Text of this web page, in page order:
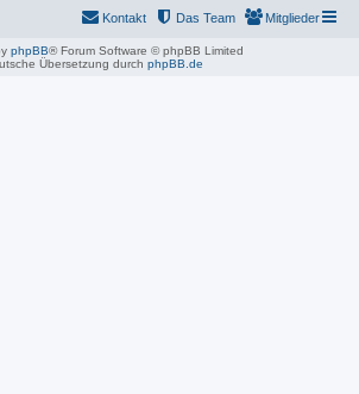
Mitglieder
Das Team
Kontakt
phpBB® Forum Software © phpBB Limited
Übersetzung durch phpBB.de